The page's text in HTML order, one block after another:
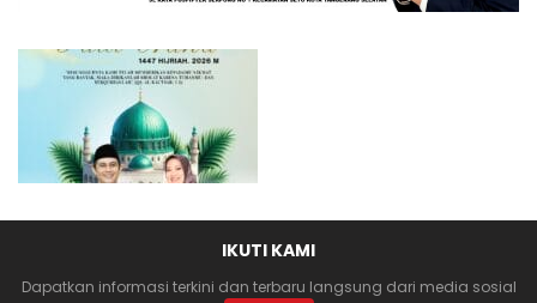
IKUTI KAMI
Dapatkan informasi terkini dan terbaru langsung dari media sosial